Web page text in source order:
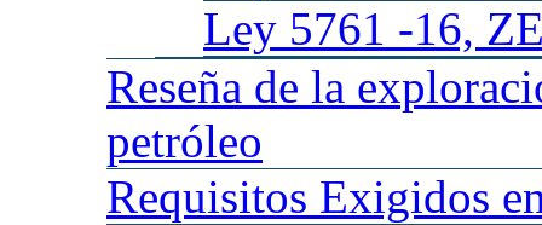
Ley 5761 -16,
Reseña de la
petróleo
Requisitos Exigidos